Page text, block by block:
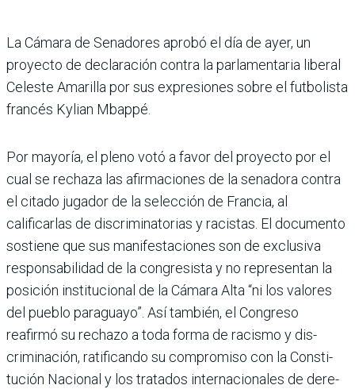
La Cámara de Senado­res aprobó el día de ayer, un
proyecto de declaración contra la par­lamentaria liberal
Celeste Amarilla por sus expresio­nes sobre el futbolista
fran­cés Kylian Mbappé.
Por mayoría, el pleno votó a favor del proyecto por el
cual se rechaza las afirma­ciones de la senadora contra
el citado jugador de la selec­ción de Francia, al
calificarlas de discriminatorias y racis­tas. El documento
sostiene que sus manifestaciones son de exclusiva
responsabilidad de la congresista y no repre­sentan la
posición institucional de la Cámara Alta “ni los valores
del pueblo para­guayo”. Así también, el Con­greso
reafirmó su rechazo a toda forma de racismo y dis­
criminación, ratificando su compromiso con la Consti­
tución Nacional y los trata­dos internacionales de dere­